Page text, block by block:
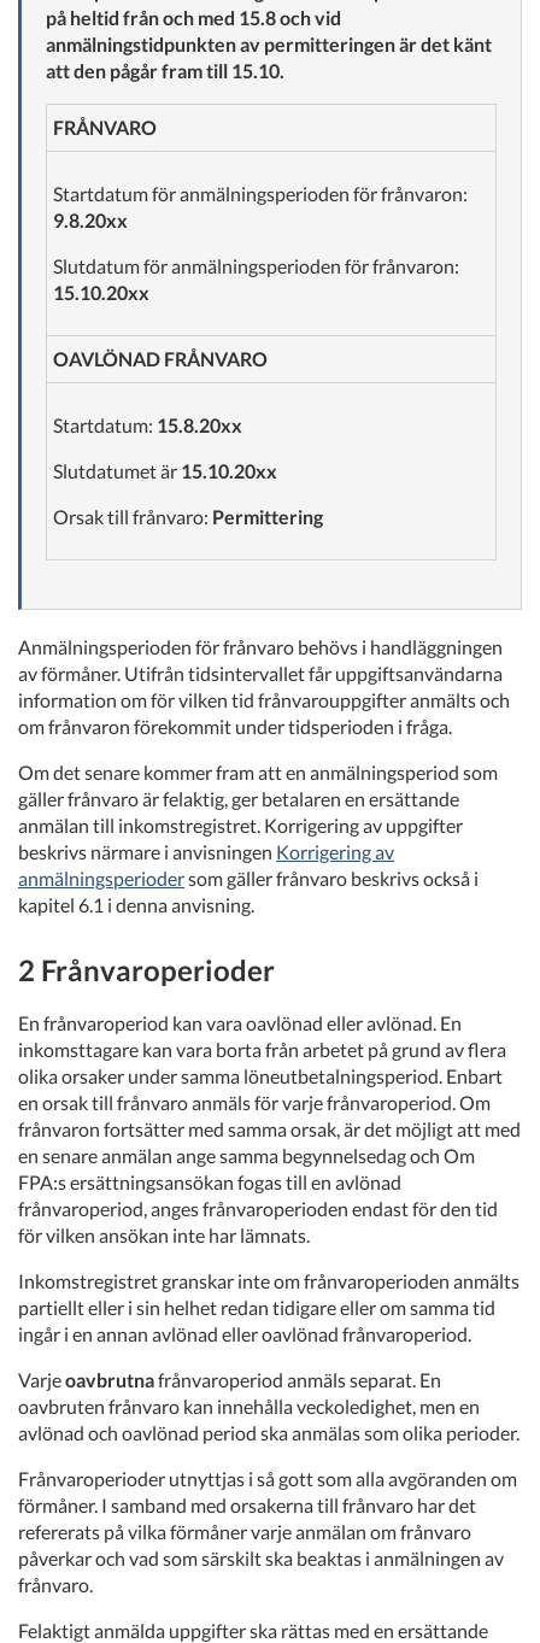
på heltid från och med 15.8 och vid
anmälningstidpunkten av permitteringen är det känt
att den pågår fram till 15.10.
FRÅNVARO
Startdatum för anmälningsperioden för frånvaron:
9.8.20xx
Slutdatum för anmälningsperioden för frånvaron:
15.10.20xx
OAVLÖNAD FRÅNVARO
Startdatum: 15.8.20xx
Slutdatumet är 15.10.20xx
Orsak till frånvaro: Permittering
Anmälningsperioden för frånvaro behövs i handläggningen
av förmåner. Utifrån tidsintervallet får uppgiftsanvändarna
information om för vilken tid frånvarouppgifter anmälts och
om frånvaron förekommit under tidsperioden i fråga.
Om det senare kommer fram att en anmälningsperiod som
gäller frånvaro är felaktig, ger betalaren en ersättande
anmälan till inkomstregistret. Korrigering av uppgifter
beskrivs närmare i anvisningen Korrigering av
anmälningsperiodersom gäller frånvaro beskrivs också i
kapitel 6.1 i denna anvisning.
2 Frånvaroperioder
En frånvaroperiod kan vara oavlönad eller avlönad. En
inkomsttagare kan vara borta från arbetet på grund av flera
olika orsaker under samma löneutbetalningsperiod. Enbart
en orsak till frånvaro anmäls för varje frånvaroperiod. Om
frånvaron fortsätter med samma orsak, är det möjligt att med
en senare anmälan ange samma begynnelsedag och Om
FPA:s ersättningsansökan fogas till en avlönad
frånvaroperiod, anges frånvaroperioden endast för den tid
för vilken ansökan inte har lämnats.
Inkomstregistret granskar inte om frånvaroperioden anmälts
partiellt eller i sin helhet redan tidigare eller om samma tid
ingår i en annan avlönad eller oavlönad frånvaroperiod.
Varjeoavbrutnafrånvaroperiod anmäls separat. En
oavbruten frånvaro kan innehålla veckoledighet, men en
avlönad och oavlönad period ska anmälas som olika perioder.
Frånvaroperioder utnyttjas i så gott som alla avgöranden om
förmåner. I samband med orsakerna till frånvaro har det
refererats på vilka förmåner varje anmälan om frånvaro
påverkar och vad som särskilt ska beaktas i anmälningen av
frånvaro.
Felaktigt anmälda uppgifter ska rättas med en ersättande